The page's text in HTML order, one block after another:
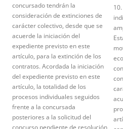
concursado tendrán la
consideración de extinciones de
carácter colectivo, desde que se
acuerde la iniciación del
expediente previsto en este
artículo, para la extinción de los
contratos. Acordada la iniciación
del expediente previsto en este
artículo, la totalidad de los
procesos individuales seguidos
frente a la concursada
posteriores a la solicitud del
concurso pendiente de resolución